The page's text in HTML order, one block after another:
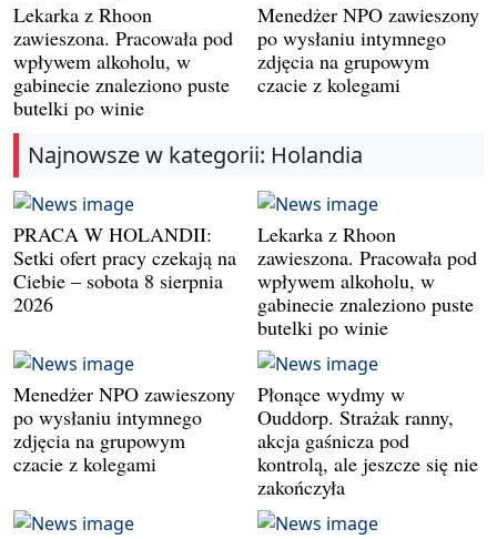
Lekarka z Rhoon
zawieszona. Pracowała pod
wpływem alkoholu, w
gabinecie znaleziono puste
butelki po winie
Menedżer NPO zawieszony
po wysłaniu intymnego
zdjęcia na grupowym
czacie z kolegami
Najnowsze w kategorii: Holandia
PRACA W HOLANDII:
Setki ofert pracy czekają na
Ciebie – sobota 8 sierpnia
2026
Lekarka z Rhoon
zawieszona. Pracowała pod
wpływem alkoholu, w
gabinecie znaleziono puste
butelki po winie
Menedżer NPO zawieszony
po wysłaniu intymnego
zdjęcia na grupowym
czacie z kolegami
Płonące wydmy w
Ouddorp. Strażak ranny,
akcja gaśnicza pod
kontrolą, ale jeszcze się nie
zakończyła